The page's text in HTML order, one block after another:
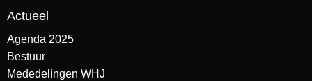
Actueel
Agenda 2025
Bestuur
Mededelingen WHJ